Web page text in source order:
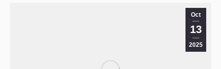
Oct
13
2025